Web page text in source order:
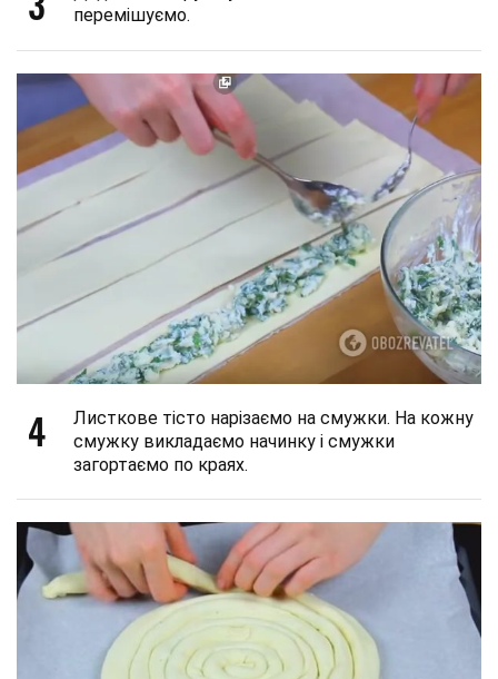
перемішуємо.
4
Листкове тісто нарізаємо на смужки. На кожну
смужку викладаємо начинку і смужки
загортаємо по краях.